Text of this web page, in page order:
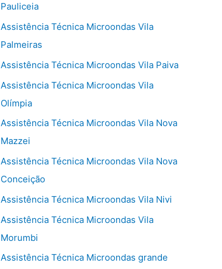
Pauliceia
Assistência Técnica Microondas Vila
Palmeiras
Assistência Técnica Microondas Vila Paiva
Assistência Técnica Microondas Vila
Olímpia
Assistência Técnica Microondas Vila Nova
Mazzei
Assistência Técnica Microondas Vila Nova
Conceição
Assistência Técnica Microondas Vila Nivi
Assistência Técnica Microondas Vila
Morumbi
Assistência Técnica Microondas grande